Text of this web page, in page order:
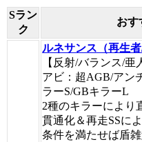
Sラン
ク
おす
ルネサンス（再生者
【反射/バランス/亜
アビ：超AGB/アン
ラーS/GBキラーL
2種のキラーにより
貫通化＆再走SSに
条件を満たせば盾